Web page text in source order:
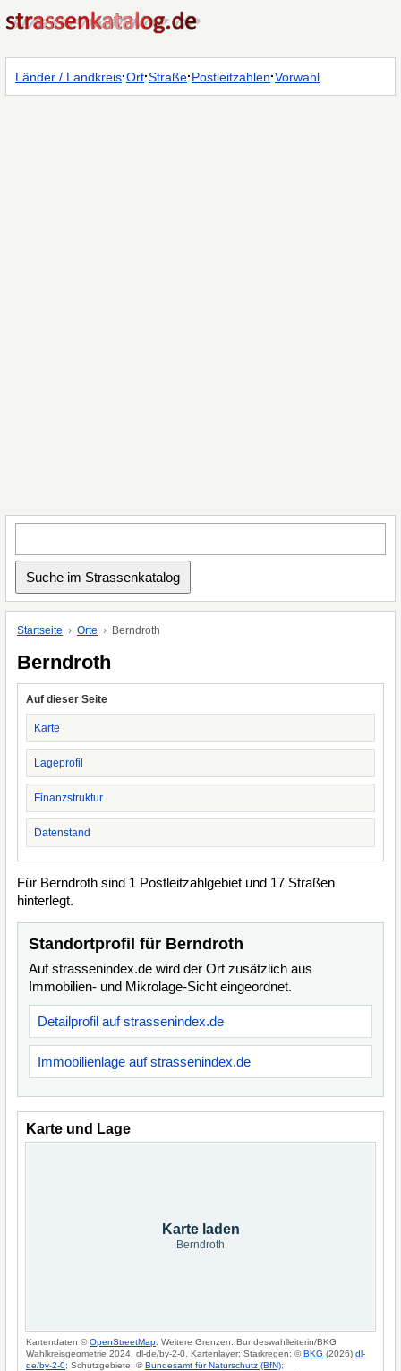
Länder / Landkreis·Ort·Straße·Postleitzahlen·Vorwahl
Startseite Orte Berndroth
Berndroth
Auf dieser Seite
Karte
Lageprofil
Finanzstruktur
Datenstand
Für Berndroth sind 1 Postleitzahlgebiet und 17 Straßen
hinterlegt.
Standortprofil für Berndroth
Auf strassenindex.de wird der Ort zusätzlich aus
Immobilien- und Mikrolage-Sicht eingeordnet.
Detailprofil auf strassenindex.de
Immobilienlage auf strassenindex.de
Karte und Lage
Karte laden
Berndroth
Kartendaten ©OpenStreetMap . Weitere Grenzen: Bundeswahlleiterin/BKG
Wahlkreisgeometrie 2024, dl-de/by-2-0. Kartenlayer: Starkregen: ©BKG (2026) dl-
de/by-2-0; Schutzgebiete: ©Bundesamt für Naturschutz (BfN);